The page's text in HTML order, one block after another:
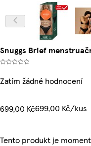
Snuggs Brief
Zatím žádné hodnocení
699,00 Kč699,00 Kč/kus
Tento produkt je